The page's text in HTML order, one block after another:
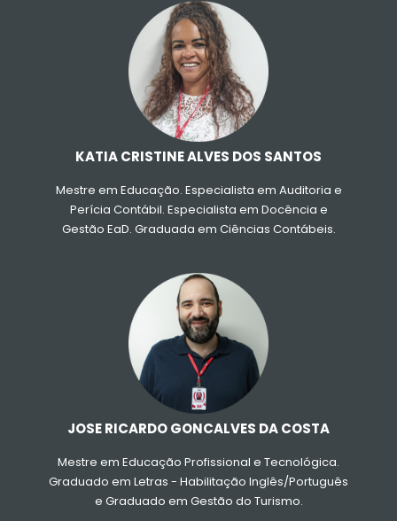
KATIA CRISTINE ALVES DOS SANTOS
Mestre em Educação. Especialista em Auditoria e
Perícia Contábil. Especialista em Docência e
Gestão EaD. Graduada em Ciências Contábeis.
Currículo LATTES
JOSE RICARDO GONCALVES DA COSTA
Mestre em Educação Profissional e Tecnológica.
Graduado em Letras - Habilitação Inglês/Português
e Graduado em Gestão do Turismo.
Currículo LATTES